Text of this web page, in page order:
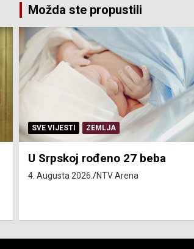
Možda ste propustili
SERVISNE INFORMACIJE
Isključenja vode – utorak 4.
avgust